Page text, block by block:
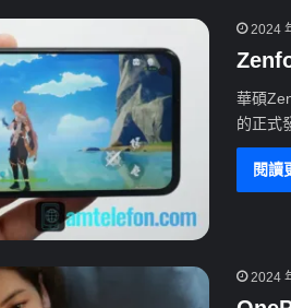
2024
華碩
的正式
閱讀
2024